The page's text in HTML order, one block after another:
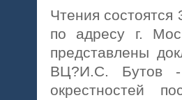
Чтения
по адресу г.
представлены
ВЦ?И.С. Бутов -
окрестностей